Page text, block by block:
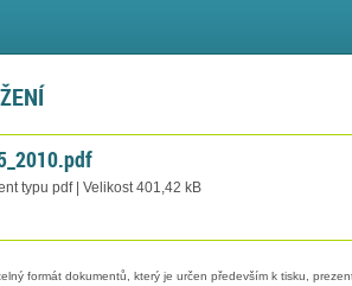
typu pdf | Velikost 401,42 kB
formát dokumentů, který je určen především k tisku,